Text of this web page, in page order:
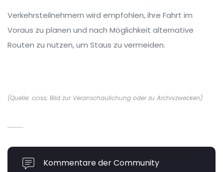
Verkehrsteilnehmern wird empfohlen, ihre Fahrt im
Voraus zu planen und nach Möglichkeit alternative
Routen zu nutzen, um Staus zu vermeiden.
(Quelle: cciss; Bild zur Veranschaulichung oder zu Archivzwecken)
Kommentare der Community